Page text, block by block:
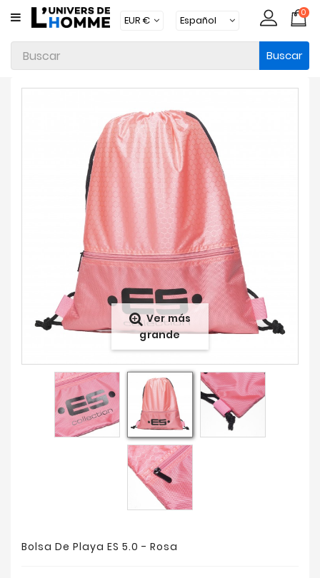
CATEGORÍA
Ropa
Interior
Novedades
0
Buscar
Ver más
grande
Bolsa De Playa ES 5.0 - Rosa